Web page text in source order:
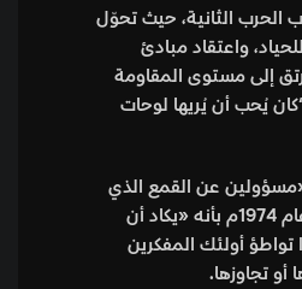
في أعقاب الحرب الثانية، حيث تحوّل
واعتقاد مبادئ
بالذنب من كونه لم يرتق إلى مستوى المقاومة
يُحب أن يُريها لوحات
الحديثة” عام 1948م أنه يعتبر كلًا من فلوبير وغونكور «مسؤولين عن القمع الذي
أعقب كومونة باريس [عام 1871م]؛ لأنهما لم يكتبا سطرًا واحدًا يحول دون ارتكابه!». ومع ذلك لم يكن سارتر مخادعًا نفسه طوال الوقت، بل اعترف لسيمون بوفوار في عام 1974م بأنه «يكاد أن
أولئك المفكرين
أو تجاوزها.